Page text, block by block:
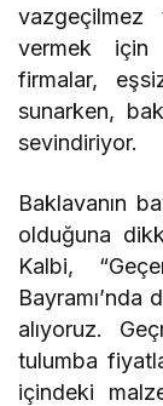
vermek için
firmalar,
sunarken,
sevindiriyor.
Baklavanın
olduğuna
Kalbi,
alıyoruz.
tulumba
içindeki